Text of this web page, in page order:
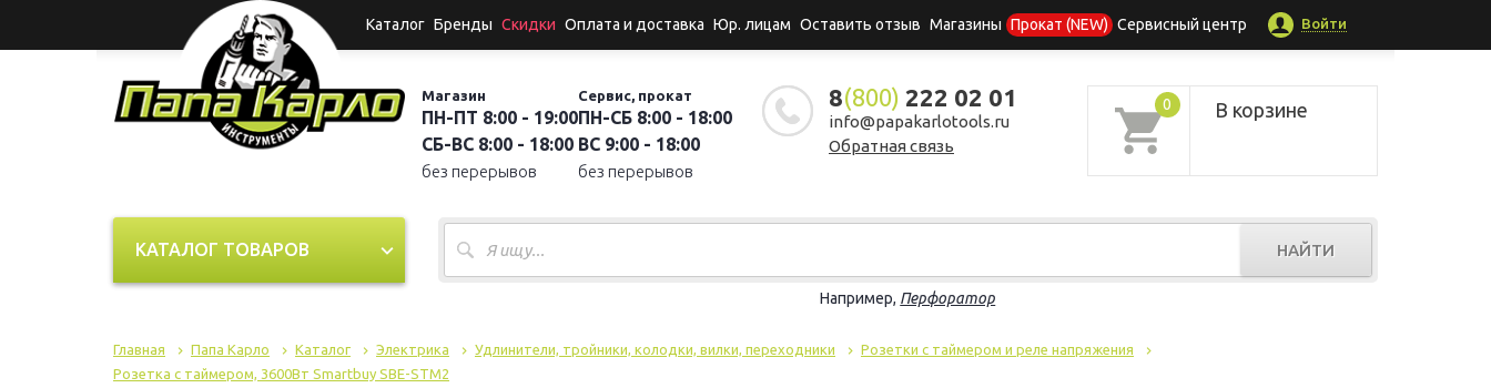
Каталог Бренды Скидки Оплата и доставка Юр. лицам Оставить отзыв Магазины Прокат (NEW) Сервисный центр Войти
Магазин
ПН-ПТ 8:00 - 19:00
СБ-ВС 8:00 - 18:00
без перерывов
Сервис, прокат
ПН-СБ 8:00 - 18:00
ВС 9:00 - 18:00
без перерывов
8(800) 222 02 01
info@papakarlotools.ru
Обратная связь
0 В корзине
НАЙТИ
Например, Перфоратор
КАТАЛОГ ТОВАРОВ
Главная Папа Карло Каталог Электрика Удлинители, тройники, колодки, вилки, переходники
Розетки с таймером и реле напряжения
Розетка с таймером, 3600Вт Smartbuy SBE-STM2